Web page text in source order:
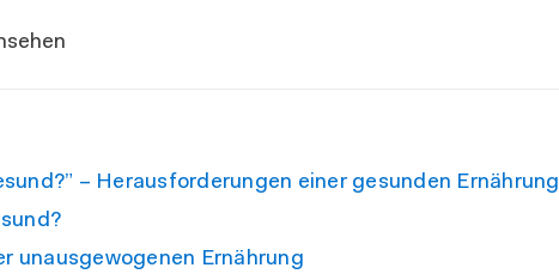
– Herausforderungen einer gesunden Ernährung
unausgewogenen Ernährung